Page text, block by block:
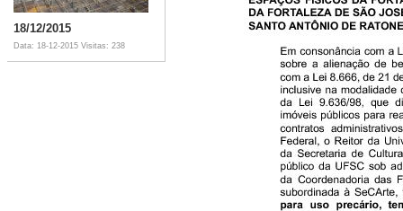
18/12/2015
Data: 18-12-2015 Visitas: 238